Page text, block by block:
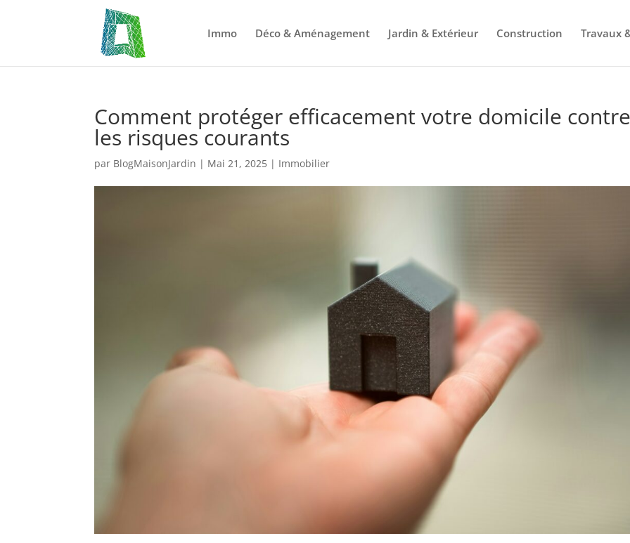
Immo Déco & Aménagement Jardin & Extérieur Construction Travaux
Comment protéger efficacement votre domicile contre
les risques courants
par BlogMaisonJardin | Mai 21, 2025 | Immobilier